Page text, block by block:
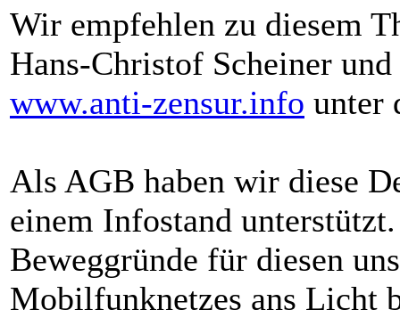
Wir empfehlen zu diesem
Hans-Christof Scheiner
www.anti-zensur.info unter
Als AGB haben wir diese
einem Infostand
Beweggründe für diesen
Mobilfunknetzes ans Licht